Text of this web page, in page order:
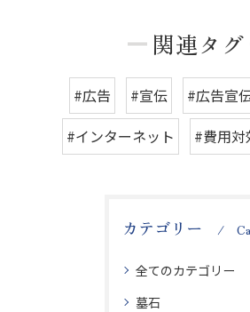
関連タグ
#広告 #宣伝 #広告宣
#インターネット
#費用対
カテゴリー
全てのカテゴリー
墓石